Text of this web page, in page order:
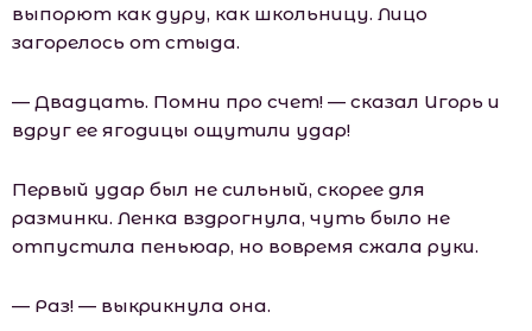
выпорют как дуру, как шкoльницу. Лицо
загорелось от стыда.
— Двадцать. Помни про счет! — сказал Игорь и
вдруг ее ягодицы ощутили удар!
Первый удар был не сильный, скорее для
разминки. Ленка вздрогнула, чуть было не
отпустила пеньюар, но вовремя сжала руки.
— Раз! — выкрикнула она.